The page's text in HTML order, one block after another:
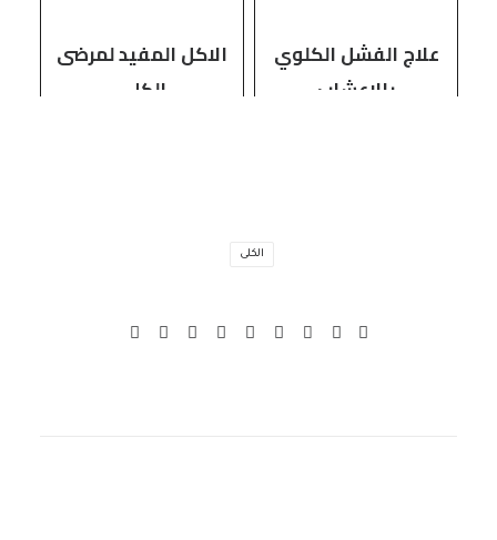
علاج الفشل الكلوي
بالاعشاب
الاكل المفيد لمرضى
الكلى
الكلى